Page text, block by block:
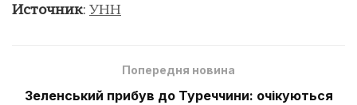
Источник: УНН
Попередня новина
Зеленський прибув до Туреччини: очікуються